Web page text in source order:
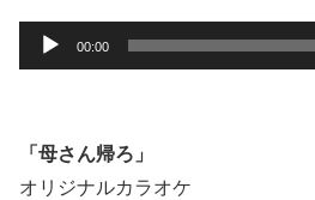
声
00:00
「母さん帰ろ」
オリジナルカラオケ